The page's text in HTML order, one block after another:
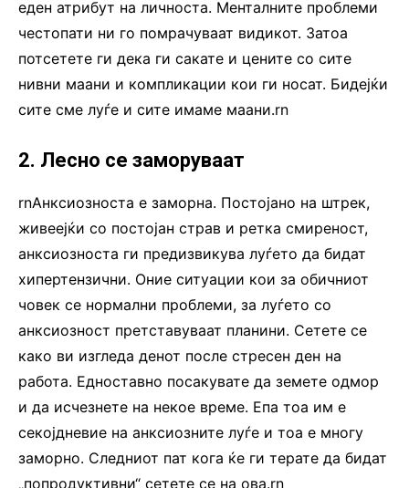
еден атрибут на личноста. Менталните проблеми
честопати ни го помрачуваат видикот. Затоа
потсетете ги дека ги сакате и цените со сите
нивни маани и компликации кои ги носат. Бидејќи
сите сме луѓе и сите имаме маани.rn
2. Лесно се заморуваат
rnАнксиозноста е заморна. Постојано на штрек,
живеејќи со постојан страв и ретка смиреност,
анксиозноста ги предизвикува луѓето да бидат
хипертензични. Оние ситуации кои за обичниот
човек се нормални проблеми, за луѓето со
анксиозност претставуваат планини. Сетете се
како ви изгледа денот после стресен ден на
работа. Едноставно посакувате да земете одмор
и да исчезнете на некое време. Епа тоа им е
секојдневие на анксиозните луѓе и тоа е многу
заморно. Следниот пат кога ќе ги терате да бидат
„попродуктивни“ сетете се на ова.rn